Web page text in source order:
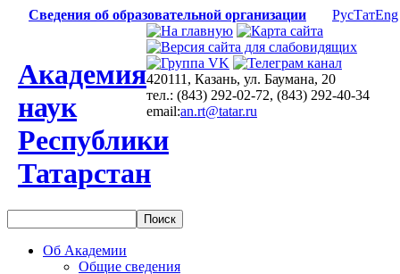
Сведения об образовательной организации РусТатEng
Академия
наук
Республики
Татарстан
420111, Казань, ул. Баумана, 20
тел.: (843) 292-02-72, (843) 292-40-34
email:an.rt@tatar.ru
Об Академии
Общие сведения